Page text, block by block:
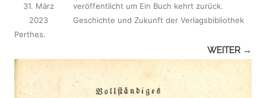
veröffentlicht
31. März
2023
um Ein Buch kehrt zurück.
Geschichte und Zukunft der Verlagsbibliothek
Perthes.
WEITER →